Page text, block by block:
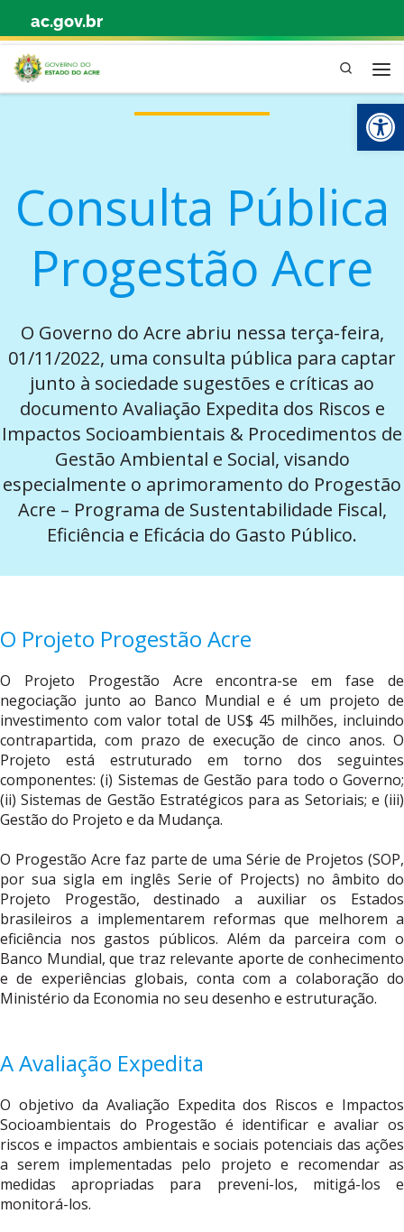
Skip to content
ac.gov.br
Pesquisa
Consulta Pública
Progestão Acre
O Governo do Acre abriu nessa terça-feira,
01/11/2022, uma consulta pública para captar
junto à sociedade sugestões e críticas ao
documento Avaliação Expedita dos Riscos e
Impactos Socioambientais & Procedimentos de
Gestão Ambiental e Social, visando
especialmente o aprimoramento do Progestão
Acre – Programa de Sustentabilidade Fiscal,
Eficiência e Eficácia do Gasto Público.
O Projeto Progestão Acre
O Projeto Progestão Acre encontra-se em fase de
negociação junto ao Banco Mundial e é um projeto de
investimento com valor total de US$ 45 milhões, incluindo
contrapartida, com prazo de execução de cinco anos. O
Projeto está estruturado em torno dos seguintes
componentes: (i) Sistemas de Gestão para todo o Governo;
(ii) Sistemas de Gestão Estratégicos para as Setoriais; e (iii)
Gestão do Projeto e da Mudança.
O Progestão Acre faz parte de uma Série de Projetos (SOP,
por sua sigla em inglês Serie of Projects) no âmbito do
Projeto Progestão, destinado a auxiliar os Estados
brasileiros a implementarem reformas que melhorem a
eficiência nos gastos públicos. Além da parceira com o
Banco Mundial, que traz relevante aporte de conhecimento
e de experiências globais, conta com a colaboração do
Ministério da Economia no seu desenho e estruturação.
A Avaliação Expedita
O objetivo da Avaliação Expedita dos Riscos e Impactos
Socioambientais do Progestão é identificar e avaliar os
riscos e impactos ambientais e sociais potenciais das ações
a serem implementadas pelo projeto e recomendar as
medidas apropriadas para preveni-los, mitigá-los e
monitorá-los.